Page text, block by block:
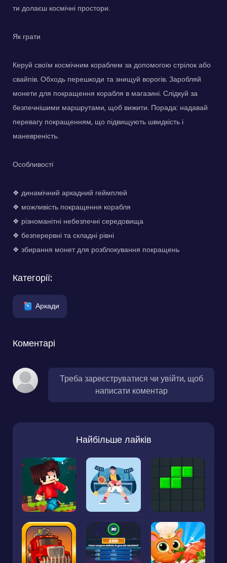
ти долаєш космічні простори.
Як грати
Керуй своїм космічним кораблем за допомогою стрілок або
свайпів. Обходь перешкоди та знищуй ворогів. Заробляй
монети для покращення корабля в магазині. Слідкуй за
безпечнішими маршрутами, щоб вижити. Порада: надавай
перевагу покращенням, що підвищують швидкість і
маневреність.
Особливості
❖ динамічний аркадний геймплей
❖ можливість покращення корабля
❖ різноманітні небезпечні середовища
❖ безперервні та складні рівні
❖ збирання монет для розблокування покращень
Категорії:
Аркади
Коментарі
Треба зареєструватися чи увійти, щоб
написати коментар
Найбільше лайків